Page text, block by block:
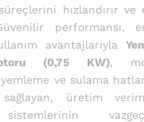
hızlandırır
performansı,
avantajlarıyla
(0,75 KW),
ve sulama
sağlayan, üretim